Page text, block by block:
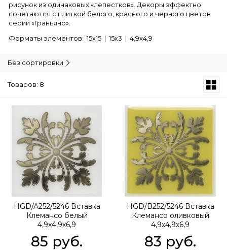
рисунок из одинаковых «лепестков». Декоры эффектно
сочетаются с плиткой белого, красного и черного цветов
серии «Граньяно».
Форматы элементов: 15х15 | 15х3 | 4,9х4,9
Без сортировки
Товаров: 8
HGD/A252/5246 Вставка
Клемансо белый
4,9х4,9х6,9
85 руб.
HGD/B252/5246 Вставка
Клемансо оливковый
4,9х4,9х6,9
83 руб.